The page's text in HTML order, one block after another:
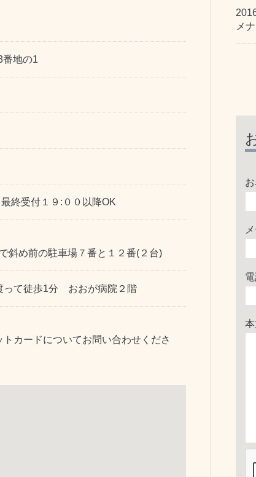
番地の1
終受付１９:００以降OK
斜め前の駐車場７番と１２番(２台)
って徒歩1分 おおが病院２階
カードについてお問い合わせくださ
メ